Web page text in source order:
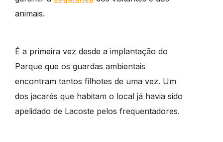
animais.
É a primeira vez desde a implantação do
Parque que os guardas ambientais
encontram tantos filhotes de uma vez. Um
dos jacarés que habitam o local já havia sido
apelidado de Lacoste pelos frequentadores.